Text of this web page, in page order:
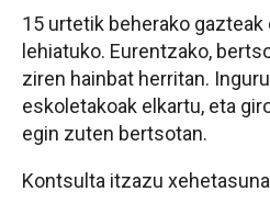
15 urtetik beherako gazteak
lehiatuko. Eurentzako,
ziren hainbat herritan.
eskoletakoak elkartu, eta
egin zuten bertsotan.
Kontsulta itzazu